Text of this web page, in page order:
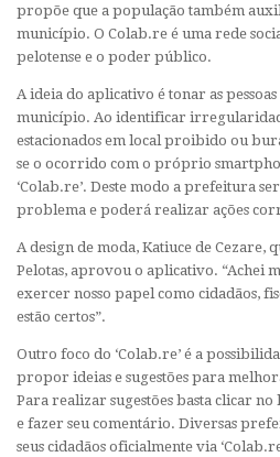
propõe que a população também
município. O Colab.re é uma rede
pelotense e o poder público.
A ideia do aplicativo é tonar as
município. Ao identificar
estacionados em local proibido ou
se o ocorrido com o próprio
‘Colab.re’. Deste modo a prefeitura
problema e poderá realizar ações
A design de moda, Katiuce de Cezare,
Pelotas, aprovou o aplicativo. “Achei
exercer nosso papel como cidadãos,
estão certos”.
Outro foco do ‘Colab.re’ é a
propor ideias e sugestões para
Para realizar sugestões basta clicar
e fazer seu comentário. Diversas
seus cidadãos oficialmente via